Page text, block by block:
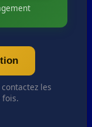
les
fois.